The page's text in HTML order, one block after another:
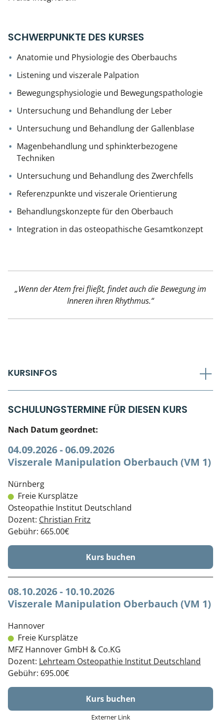
SCHWERPUNKTE DES KURSES
Anatomie und Physiologie des Oberbauchs
Listening und viszerale Palpation
Bewegungsphysiologie und Bewegungspathologie
Untersuchung und Behandlung der Leber
Untersuchung und Behandlung der Gallenblase
Magenbehandlung und sphinkterbezogene
Techniken
Untersuchung und Behandlung des Zwerchfells
Referenzpunkte und viszerale Orientierung
Behandlungskonzepte für den Oberbauch
Integration in das osteopathische Gesamtkonzept
„Wenn der Atem frei fließt, findet auch die Bewegung im
Inneren ihren Rhythmus.“
KURSINFOS
SCHULUNGSTERMINE FÜR DIESEN KURS
Nach Datum geordnet:
04.09.2026 - 06.09.2026
Viszerale Manipulation Oberbauch (VM 1)
Nürnberg
Freie Kursplätze
Osteopathie Institut Deutschland
Dozent: Christian Fritz
Gebühr: 665.00€
Kurs buchen
08.10.2026 - 10.10.2026
Viszerale Manipulation Oberbauch (VM 1)
Hannover
Freie Kursplätze
MFZ Hannover GmbH & Co.KG
Dozent: Lehrteam Osteopathie Institut Deutschland
Gebühr: 695.00€
Kurs buchen
Externer Link